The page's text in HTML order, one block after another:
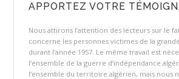
APPORTEZ VOTRE
Nous attirons l’attention des lecteurs sur le
concerne les personnes victimes de la
durant l’année 1957. Le même travail est
l’ensemble de la guerre d’indépendance
l’ensemble du territoire algérien, mais nous